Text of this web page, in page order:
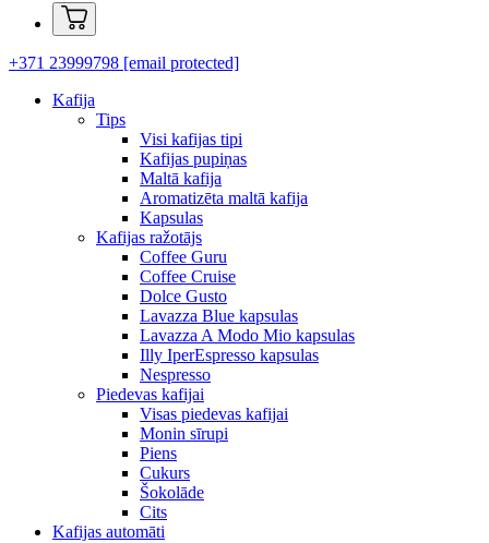
+371 23999798 [email protected]
Kafija
Tips
Visi kafijas tipi
Kafijas pupiņas
Maltā kafija
Aromatizēta maltā kafija
Kapsulas
Kafijas ražotājs
Coffee Guru
Coffee Cruise
Dolce Gusto
Lavazza Blue kapsulas
Lavazza A Modo Mio kapsulas
Illy IperEspresso kapsulas
Nespresso
Piedevas kafijai
Visas piedevas kafijai
Monin sīrupi
Piens
Cukurs
Šokolāde
Cits
Kafijas automāti